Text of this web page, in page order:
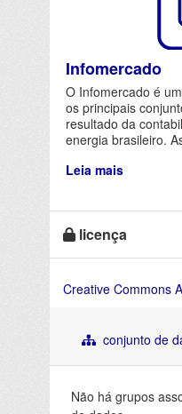
Infomercado
O Infomercado é
os principais
resultado da
energia brasileiro.
Leia mais
licença
Creative Commons
conjunto de
Não há grupos